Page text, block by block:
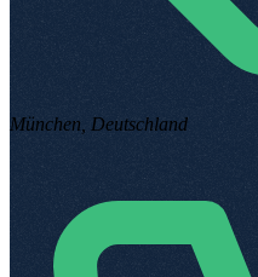
München, Deutschland